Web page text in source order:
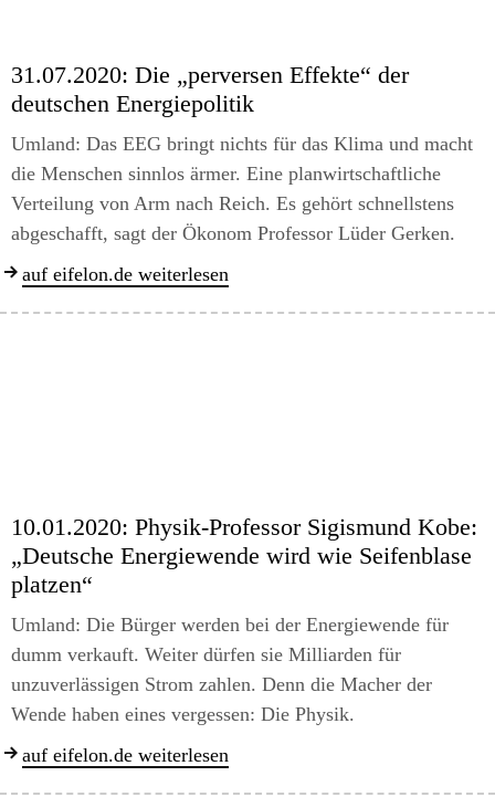
31.07.2020: Die „perversen Effekte“ der
deutschen Energiepolitik
Umland: Das EEG bringt nichts für das Klima und macht
die Menschen sinnlos ärmer. Eine planwirtschaftliche
Verteilung von Arm nach Reich. Es gehört schnellstens
abgeschafft, sagt der Ökonom Professor Lüder Gerken.
auf eifelon.de weiterlesen
10.01.2020: Physik-Professor Sigismund Kobe:
„Deutsche Energiewende wird wie Seifenblase
platzen“
Umland: Die Bürger werden bei der Energiewende für
dumm verkauft. Weiter dürfen sie Milliarden für
unzuverlässigen Strom zahlen. Denn die Macher der
Wende haben eines vergessen: Die Physik.
auf eifelon.de weiterlesen